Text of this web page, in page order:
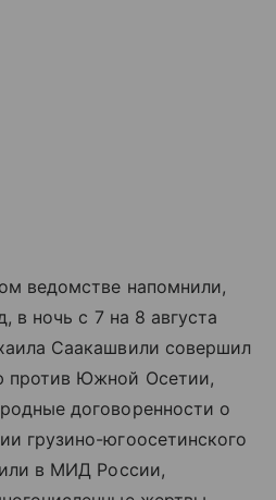
ведомстве напомнили,
в ночь с 7 на 8 августа
Саакашвили совершил
против Южной Осетии,
договоренности о
грузино-югоосетинского
в МИД России,